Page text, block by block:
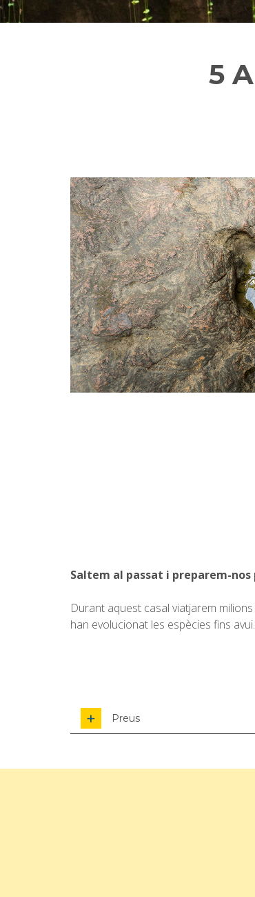
5
Saltem al passat i preparem-
Durant aquest casal viatjarem
han evolucionat les espècies fins
Preus